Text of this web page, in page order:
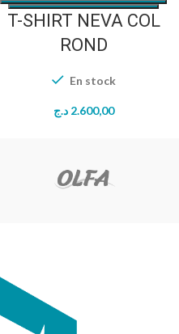
T-SHIRT NEVA COL
ROND
En stock
2.600,00 د.ج